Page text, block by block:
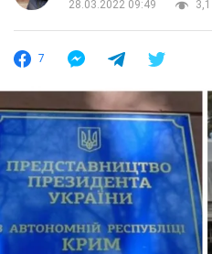
28.03.2022 09:49
3,1
7